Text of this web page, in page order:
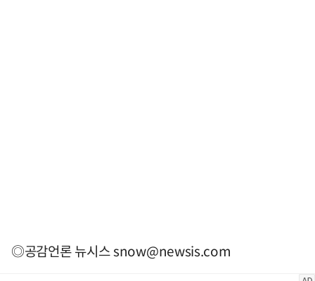
◎공감언론 뉴시스snow@newsis.com